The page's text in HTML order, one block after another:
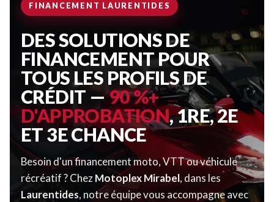
FINANCEMENT LAURENTIDES
DES SOLUTIONS DE
FINANCEMENT POUR
TOUS LES PROFILS DE
CRÉDIT —90 %+
D'APPROBATION, 1RE, 2E
ET 3E CHANCE
Besoin d'un financement moto, VTT ou véhicule
récréatif ? ChezMotoplex Mirabel, dans les
Laurentides, notre équipe vous accompagne avec